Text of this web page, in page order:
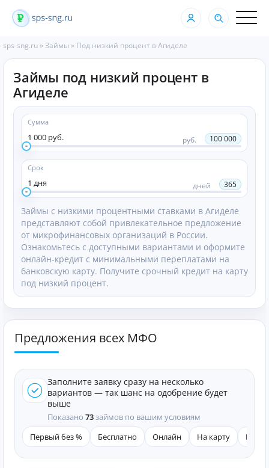
sps-sng.ru »Займы » Под низкий процент в Агиделе
Займы под низкий процент в
Агиделе
Сумма
1 000 руб. руб. 100 000
Срок
1 дня дней 365
Займы с низкими процентными ставками в Агиделе
представляют собой привлекательное предложение
от микрофинансовых организаций в России.
Ознакомьтесь с доступными вариантами и оформите
онлайн-кредит с минимальными переплатами на
банковскую карту. Получите срочный кредит на карту
под низкий процент.
Предложения всех МФО
Заполните заявку сразу на несколько
вариантов — так шанс на одобрение будет
выше
Показано 73займов по вашим условиям
Первый без %
Бесплатно Онлайн На карту